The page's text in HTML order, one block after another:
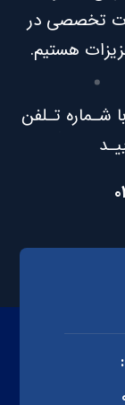
تخصصی در
هستیم.
شـماره تـلفن